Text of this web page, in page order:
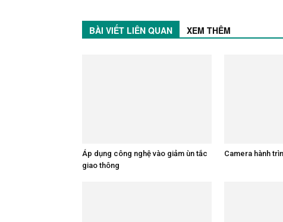
BÀI VIẾT LIÊN QUAN XEM THÊM
Áp dụng công nghệ vào giảm ùn tắc
giao thông
Camera hành